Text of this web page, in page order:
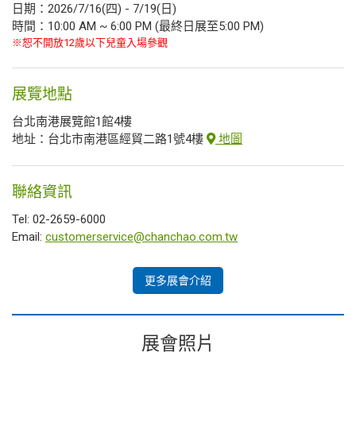
日期：2026/7/16(四) - 7/19(日)
時間：10:00 AM ~ 6:00 PM (最終日展至5:00 PM)
※恕不開放12歲以下兒童入場參觀
展覽地點
台北南港展覽館1館4樓
地址：台北市南港區經貿二路1號4樓
地圖
聯絡資訊
Tel: 02-2659-6000
Email: customerservice@chanchao.com.tw
更多展會介紹
展會照片